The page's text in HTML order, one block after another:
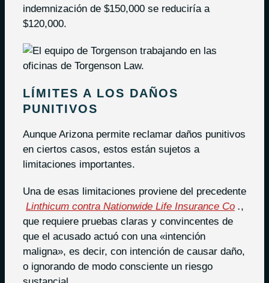
indemnización de $150,000 se reduciría a
$120,000.
LÍMITES A LOS DAÑOS
PUNITIVOS
Aunque Arizona permite reclamar daños punitivos
en ciertos casos, estos están sujetos a
limitaciones importantes.
Una de esas limitaciones proviene del precedente
Linthicum contra Nationwide Life Insurance Co .,
que requiere pruebas claras y convincentes de
que el acusado actuó con una «intención
maligna», es decir, con intención de causar daño,
o ignorando de modo consciente un riesgo